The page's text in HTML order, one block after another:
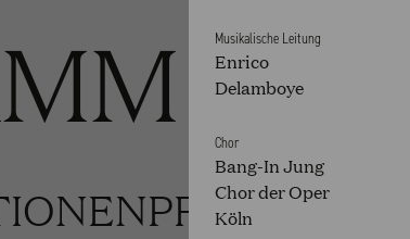
Musikalische Leitung
Enrico
Delamboye
Chor
Bang-In Jung
Chor der Oper
Köln